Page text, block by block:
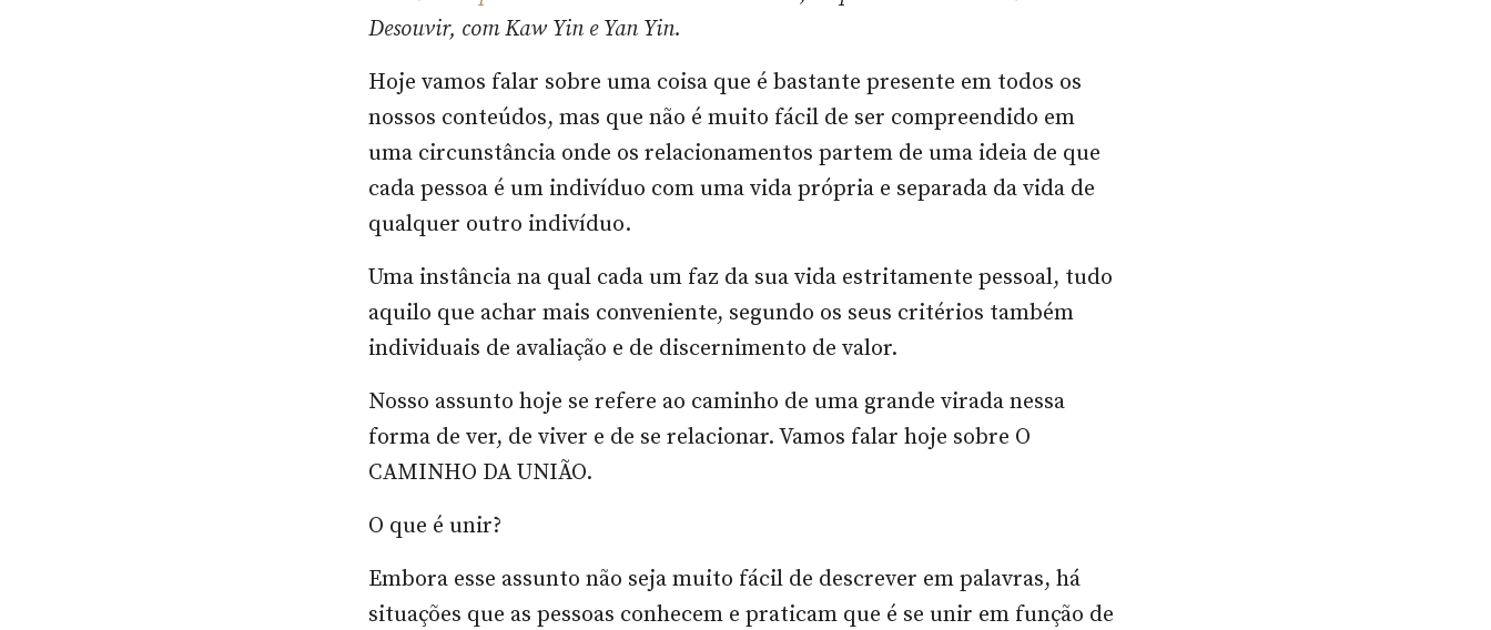
Desouvir, com Kaw Yin e Yan Yin.
Hoje vamos falar sobre uma coisa que é bastante presente em todos os
nossos conteúdos, mas que não é muito fácil de ser compreendido em
uma circunstância onde os relacionamentos partem de uma ideia de que
cada pessoa é um indivíduo com uma vida própria e separada da vida de
qualquer outro indivíduo.
Uma instância na qual cada um faz da sua vida estritamente pessoal, tudo
aquilo que achar mais conveniente, segundo os seus critérios também
individuais de avaliação e de discernimento de valor.
Nosso assunto hoje se refere ao caminho de uma grande virada nessa
forma de ver, de viver e de se relacionar. Vamos falar hoje sobre O
CAMINHO DA UNIÃO.
O que é unir?
Embora esse assunto não seja muito fácil de descrever em palavras, há
situações que as pessoas conhecem e praticam que é se unir em função de